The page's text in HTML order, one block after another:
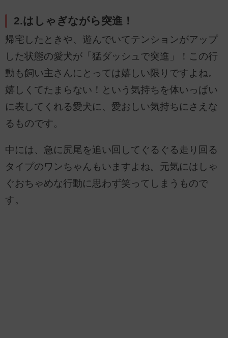
2.はしゃぎながら突進！
帰宅したときや、遊んでいてテンションがアップ
した状態の愛犬が「猛ダッシュで突進」！この行
動も飼い主さんにとっては嬉しい限りですよね。
嬉しくてたまらない！という気持ちを体いっぱい
に表してくれる愛犬に、愛おしい気持ちにさえな
るものです。
中には、急に尻尾を追い回してぐるぐる走り回る
タイプのワンちゃんもいますよね。元気にはしゃ
ぐおちゃめな行動に思わず笑ってしまうもので
す。